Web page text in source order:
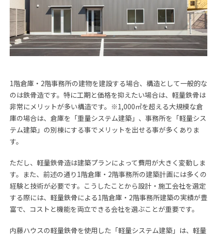
1階倉庫・2階事務所の建物を建設する場合、構造として一般的な
のは鉄骨造です。特に工期と価格を抑えたい場合は、軽量鉄骨は
非常にメリットが多い構造です。 ※1,000㎡を超える大規模な倉
庫の場合は、倉庫を「重量システム建築」、事務所を「軽量シス
テム建築」の別棟にする事でメリットを出せる事が多くありま
す。
ただし、軽量鉄骨造は建築プランによって費用が大きく変動しま
す。また、前述の通り1階倉庫・2階事務所の建築計画には多くの
経験と技術が必要です。こうしたことから設計・施工会社を選定
する際には、軽量鉄骨による1階倉庫・ 2階事務所建築の実績が豊
富で、コストと機能を両立できる会社を選ぶことが重要です。
内藤ハウスの軽量鉄骨を使用した「軽量システム建築」は、軽量